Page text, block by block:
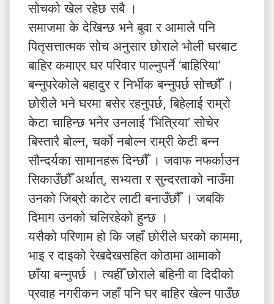
सोचको खेल रहेछ सबै ।
समाजमा के देखिन्छ भने बुवा र आमाले पनि
पितृसत्तात्मक सोच अनुसार छोराले भोली घरबाट
बाहिर कमाएर घर परिवार पाल्नुपर्ने ‘बाहिरिया’
बन्नुपरेकोले बहादुर र निर्भीक बन्नुपर्छ सोच्छौँ ।
छोरीले भने घरमा बसेर रहनुपर्छ, बिहेलाई राम्रो
केटा चाहिन्छ भनेर उनलाई ‘भित्रिया’ सोचेर
बिस्तारै बोल्न, चर्को नबोल्न राम्री केटी बन्न
सौन्दर्यका सामानहरू दिन्छौँ । जवाफ नफर्काउन
सिकाउँछौँ अर्थात्, सभ्यता र सुन्दरताको नाउँमा
उनको जिब्रो काटेर लाटी बनाउँछौँ । जबकि
दिमाग उनको चलिरहेको हुन्छ ।
यसैको परिणाम हो कि जहाँ छोरीले घरको काममा,
भाइ र दाइको रेखदेखसहित कोठामा आमाको
छाँया बन्नुपर्छ । त्यहीँ छोराले बहिनी वा दिदीको
प्रवाह नगरीकन जहाँ पनि घर बाहिर खेल्न पाउँछ